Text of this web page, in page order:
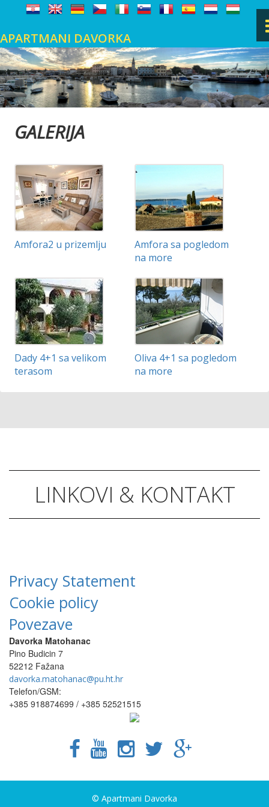
APARTMANI DAVORKA
ZAČETNA
FAŽANA
KNJIGA GOSTOV
GALERIJA
Amfora2 u prizemlju
Amfora sa pogledom
na more
Dady 4+1 sa velikom
terasom
Oliva 4+1 sa pogledom
na more
LINKOVI & KONTAKT
Privacy Statement
Cookie policy
Povezave
Davorka Matohanac
Pino Budicin 7
52212 Fažana
davorka.matohanac@pu.ht.hr
Telefon/GSM:
+385 918874699 / +385 52521515
© Apartmani Davorka